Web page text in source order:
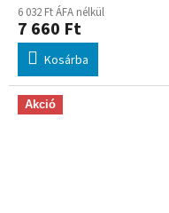
6 032 Ft ÁFA nélkül
7 660 Ft
Kosárba
Akció